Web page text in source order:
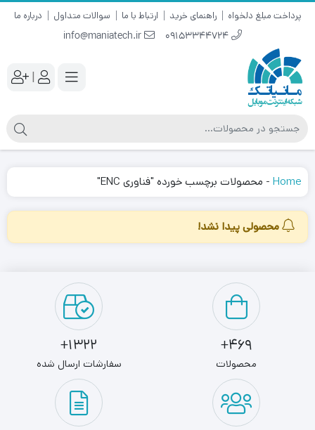
پرداخت مبلغ دلخواه راهنمای خرید ارتباط با ما سوالات متداول درباره ما
09153344724
info@maniatech.ir
|
Home
- محصولات برچسب خورده "فناوری ENC"
محصولی پیدا نشد!
469+
محصولات
1322+
سفارشات ارسال شده